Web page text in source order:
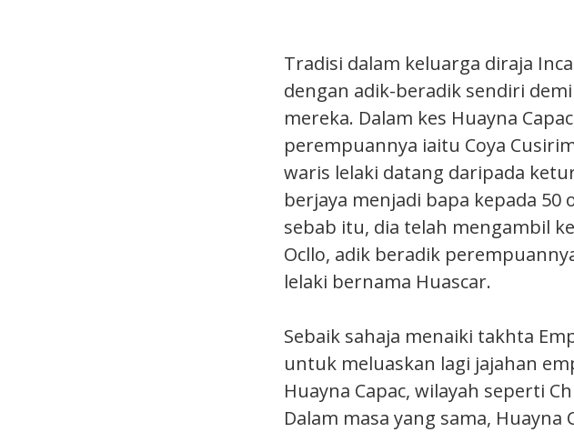
Tradisi dalam keluarga diraja
dengan adik-beradik sendiri
mereka. Dalam kes Huayna
perempuannya iaitu Coya
waris lelaki datang daripada
berjaya menjadi bapa kepada
sebab itu, dia telah mengambil
Ocllo, adik beradik
lelaki bernama Huascar.
Sebaik sahaja menaiki takhta
untuk meluaskan lagi jajahan
Huayna Capac, wilayah seperti
Dalam masa yang sama,